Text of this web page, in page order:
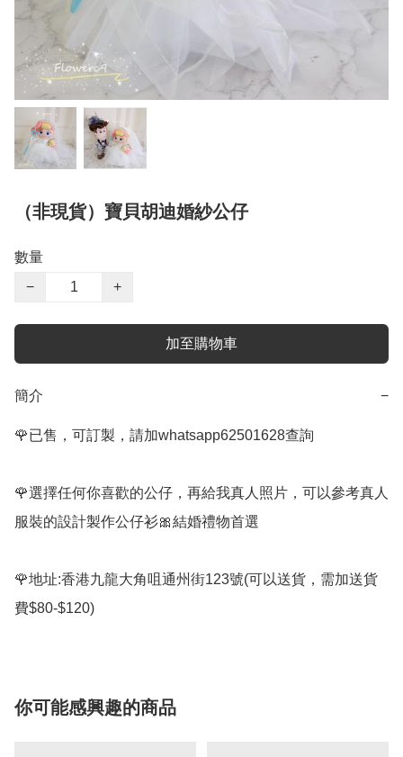
（非現貨）寶貝胡迪婚紗公仔
數量
−
+
加至購物車
簡介 −
🌹已售，可訂製，請加whatsapp62501628查詢
🌹選擇任何你喜歡的公仔，再給我真人照片，可以參考真人
服裝的設計製作公仔衫🎀結婚禮物首選
🌹地址:香港九龍大角咀通州街123號(可以送貨，需加送貨
你可能感興趣的商品